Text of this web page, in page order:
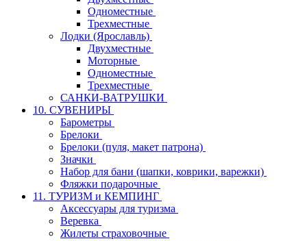
Одноместные
Трехместные
Лодки (Ярославль)
Двухместные
Моторные
Одноместные
Трехместные
САНКИ-ВАТРУШКИ
10. СУВЕНИРЫ
Барометры
Брелоки
Брелоки (пуля, макет патрона)
Значки
Набор для бани (шапки, коврики, варежки)
Фляжки подарочные
11. ТУРИЗМ и КЕМПИНГ
Аксессуары для туризма
Веревка
Жилеты страховочные